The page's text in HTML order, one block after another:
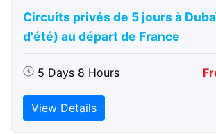
Circuits privés de 5 jours à
d'été) au départ de France
5 Days 8 Hours
View Details